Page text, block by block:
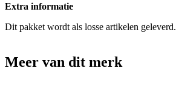
Extra informatie
Dit pakket wordt als losse artikelen geleverd.
Meer van dit merk